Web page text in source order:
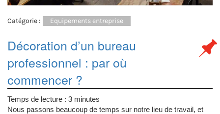
Catégorie : Equipements entreprise
Décoration d’un bureau
professionnel : par où
commencer ?
Temps de lecture : 3 minutes
Nous passons beaucoup de temps sur notre lieu de travail, et